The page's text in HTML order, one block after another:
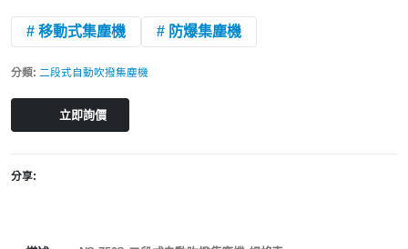
# 移動式集塵機 # 防爆集塵機
分類: 二段式自動吹撥集塵機
立即詢價
分享: